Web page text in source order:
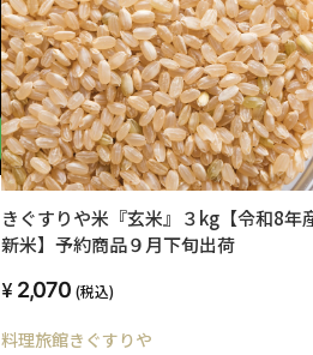
きぐすりや米『玄米』３kg【令和8年
新米】予約商品９月下旬出荷
2,070 (税込)
料理旅館きぐすりや